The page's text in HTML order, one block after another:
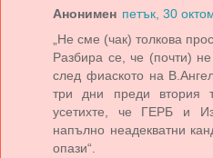
Анонимен петък, 30
„Не сме (чак) толкова
Разбира се, че (почти)
след фиаското на
три дни преди втория
усетихте, че ГЕРБ и
напълно неадекватни
опази“.